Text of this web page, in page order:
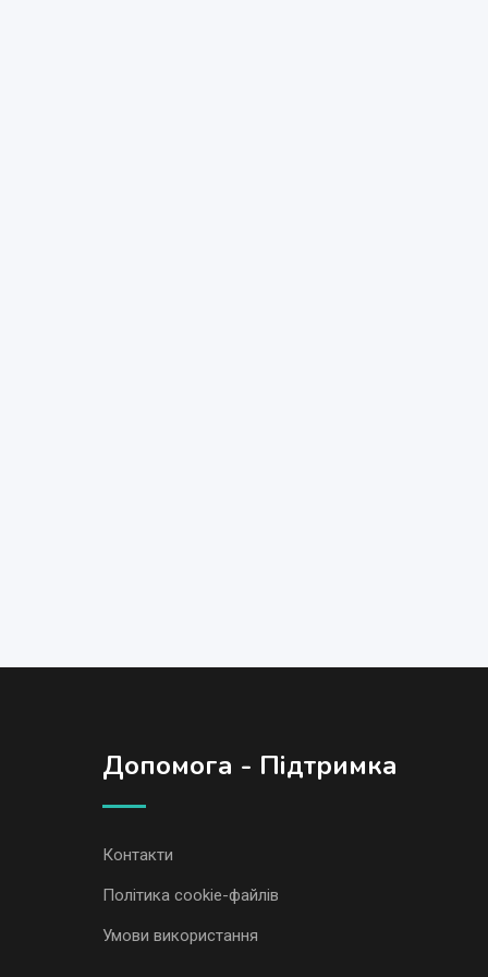
Допомога - Підтримка
Контакти
Політика cookie-файлів
Умови використання